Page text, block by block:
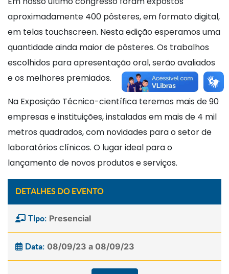
aproximadamente 400 pôsteres, em formato digital,
em telas touchscreen. Nesta edição esperamos uma
quantidade ainda maior de pôsteres. Os trabalhos
escolhidos para apresentação oral, serão avaliados
e os melhores premiados.
Na Exposição Técnico-científica teremos mais de 90
empresas e instituições, instaladas em mais de 4 mil
metros quadrados, com novidades para o setor de
laboratórios clínicos. O lugar ideal para o
lançamento de novos produtos e serviços.
DETALHES DO EVENTO
Tipo: Presencial
Data: 08/09/23 a 08/09/23